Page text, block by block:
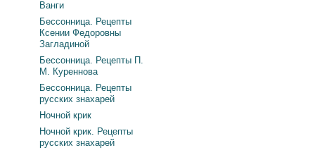
Ванги
Бессонница. Рецепты
Ксении Федоровны
Загладиной
Бессонница. Рецепты П.
М. Куреннова
Бессонница. Рецепты
русских знахарей
Ночной крик
Ночной крик. Рецепты
русских знахарей